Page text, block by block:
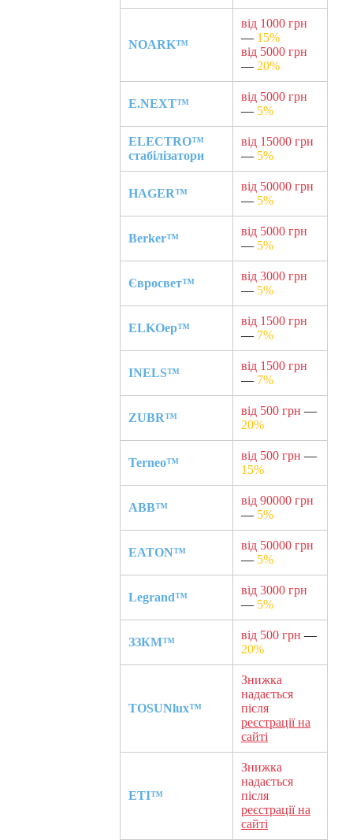
NOARK™
від 1000 грн
— 15%
від 5000 грн
— 20%
E.NEXT™
від 5000 грн
— 5%
ELECTRO™
стабілізатори
від 15000 грн
— 5%
HAGER™
від 50000 грн
— 5%
Berker™
від 5000 грн
— 5%
Євросвет™
від 3000 грн
— 5%
ELKOep™
від 1500 грн
— 7%
INELS™
від 1500 грн
— 7%
ZUBR™
від 500 грн —
20%
Terneo™
від 500 грн —
15%
ABB™
від 90000 грн
— 5%
EATON™
від 50000 грн
— 5%
Legrand™
від 3000 грн
— 5%
ЗЗКМ™
від 500 грн —
20%
TOSUNlux™
Знижка
надається
після
реєстрації на
сайті
ETI™
Знижка
надається
після
реєстрації на
сайті